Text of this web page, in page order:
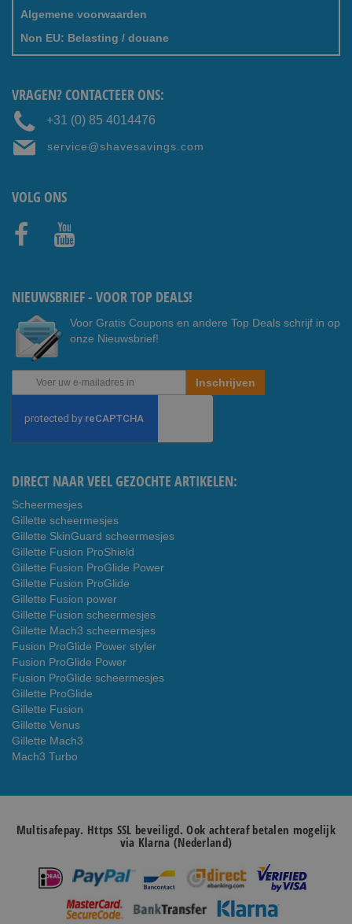
Algemene voorwaarden
Non EU: Belasting / douane
VRAGEN? CONTACTEER ONS:
+31 (0) 85 4014476
service@shavesavings.com
VOLG ONS
NIEUWSBRIEF - VOOR TOP DEALS!
Voor Gratis Coupons en andere Top Deals schrijf in op
onze Nieuwsbrief!
Abonneer
u
onze
nieuwsbrief
Inschrijven
DIRECT NAAR VEEL GEZOCHTE ARTIKELEN:
Scheermesjes
Gillette scheermesjes
Gillette SkinGuard scheermesjes
Gillette Fusion ProShield
Gillette Fusion ProGlide Power
Gillette Fusion ProGlide
Gillette Fusion power
Gillette Fusion scheermesjes
Gillette Mach3 scheermesjes
Fusion ProGlide Power styler
Fusion ProGlide Power
Fusion ProGlide scheermesjes
Gillette ProGlide
Gillette Fusion
Gillette Venus
Gillette Mach3
Mach3 Turbo
Multisafepay. Https SSL beveiligd. Ook achteraf betalen mogelijk
via Klarna (Nederland)